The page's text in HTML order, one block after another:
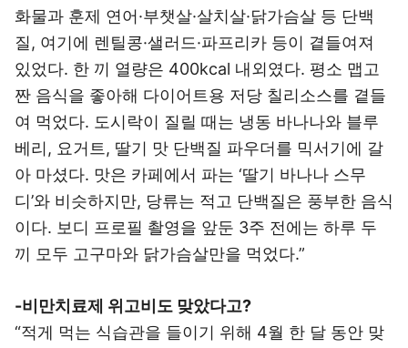
화물과 훈제 연어·부챗살·살치살·닭가슴살 등 단백
질, 여기에 렌틸콩·샐러드·파프리카 등이 곁들여져
있었다. 한 끼 열량은 400kcal 내외였다. 평소 맵고
짠 음식을 좋아해 다이어트용 저당 칠리소스를 곁들
여 먹었다. 도시락이 질릴 때는 냉동 바나나와 블루
베리, 요거트, 딸기 맛 단백질 파우더를 믹서기에 갈
아 마셨다. 맛은 카페에서 파는 ‘딸기 바나나 스무
디’와 비슷하지만, 당류는 적고 단백질은 풍부한 음식
이다. 보디 프로필 촬영을 앞둔 3주 전에는 하루 두
끼 모두 고구마와 닭가슴살만을 먹었다.”
-비만치료제 위고비도 맞았다고?
“적게 먹는 식습관을 들이기 위해 4월 한 달 동안 맞